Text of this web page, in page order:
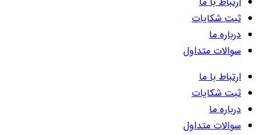
ثبت شکایات
درباره ما
سوالات متداول
ارتباط با ما
ثبت شکایات
درباره ما
سوالات متداول